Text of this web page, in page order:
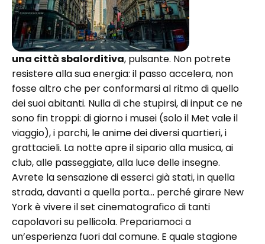
una città sbalorditiva, pulsante. Non potrete
resistere alla sua energia: il passo accelera, non
fosse altro che per conformarsi al ritmo di quello
dei suoi abitanti. Nulla di che stupirsi, di input ce ne
sono fin troppi: di giorno i musei (solo il Met vale il
viaggio), i parchi, le anime dei diversi quartieri, i
grattacieli. La notte apre il sipario alla musica, ai
club, alle passeggiate, alla luce delle insegne.
Avrete la sensazione di esserci già stati, in quella
strada, davanti a quella porta… perché girare New
York è vivere il set cinematografico di tanti
capolavori su pellicola. Prepariamoci a
un’esperienza fuori dal comune. E quale stagione